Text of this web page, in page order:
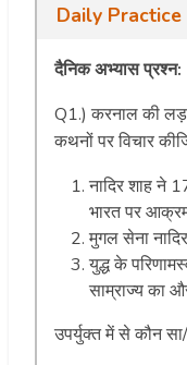
Daily Practice
दैनिक अभ्यास प्रश्न:
Q1.) करनाल की
कथनों पर विचार
नादिर शाह ने
भारत पर
मुगल सेना
युद्ध के
साम्राज्य का
उपर्युक्त में से कौन